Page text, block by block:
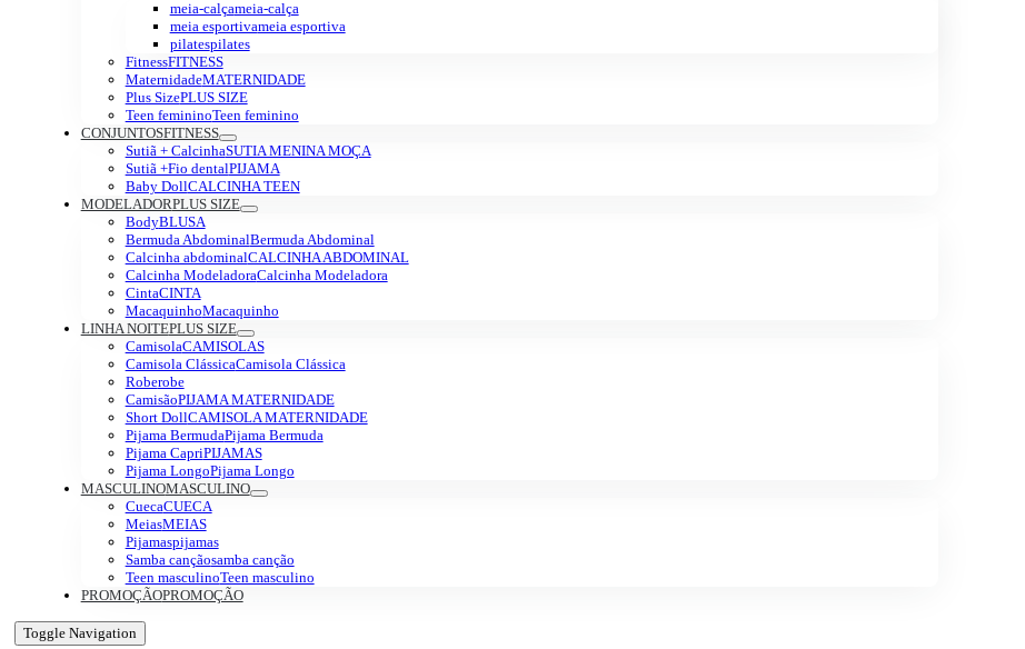
meia-calçameia-calça
meia esportivameia esportiva
pilatespilates
FitnessFITNESS
MaternidadeMATERNIDADE
Plus SizePLUS SIZE
Teen femininoTeen feminino
CONJUNTOSFITNESS
Sutiã + CalcinhaSUTIA MENINA MOÇA
Sutiã +Fio dentalPIJAMA
Baby DollCALCINHA TEEN
MODELADORPLUS SIZE
BodyBLUSA
Bermuda AbdominalBermuda Abdominal
Calcinha abdominalCALCINHA ABDOMINAL
Calcinha ModeladoraCalcinha Modeladora
CintaCINTA
MacaquinhoMacaquinho
LINHA NOITEPLUS SIZE
CamisolaCAMISOLAS
Camisola ClássicaCamisola Clássica
Roberobe
CamisãoPIJAMA MATERNIDADE
Short DollCAMISOLA MATERNIDADE
Pijama BermudaPijama Bermuda
Pijama CapriPIJAMAS
Pijama LongoPijama Longo
MASCULINOMASCULINO
CuecaCUECA
MeiasMEIAS
Pijamaspijamas
Samba cançãosamba canção
Teen masculinoTeen masculino
PROMOÇÃOPROMOÇÃO
Toggle Navigation